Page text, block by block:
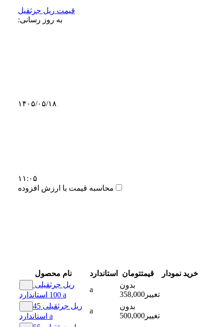
قیمت ریل جرثقیل
به روز رسانی:
۱۴۰۵/۰۵/۱۸
۱۱:۰۵
محاسبه قیمت با ارزش افزوده
نام محصول استاندارد قیمتتومان نمودار خرید
ریل جرثقیلی
100 استاندارد a
a
بدون
تغییر358,000
ریل جرثقیلی 45
استاندارد a
a
بدون
تغییر500,000